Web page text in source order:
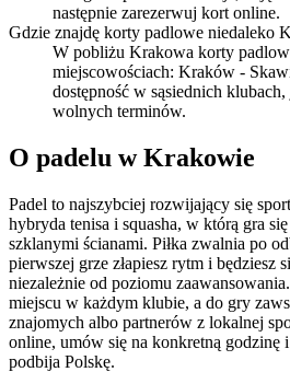
następnie zarezerwuj kort online.
Gdzie znajdę korty padlowe niedaleko
W pobliżu Krakowa korty
miejscowościach: Kraków -
dostępność w sąsiednich
wolnych terminów.
O padelu w Krakowie
Padel to najszybciej rozwijający się
hybryda tenisa i squasha, w którą gra
szklanymi ścianami. Piłka zwalnia po
pierwszej grze złapiesz rytm i będziesz
niezależnie od poziomu
miejscu w każdym klubie, a do gry
znajomych albo partnerów z lokalnej
online, umów się na konkretną godzinę
podbija Polskę.